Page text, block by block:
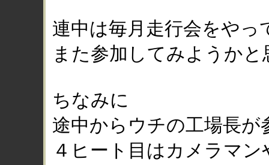
連中は毎月走行会をやっ
また参加してみようかと
ちなみに
途中からウチの工場長が
４ヒート目はカメラマ